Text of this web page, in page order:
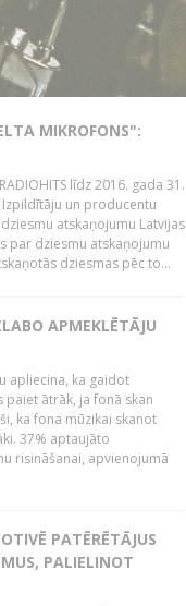
MIKROFONS":
līdz 2016. gada 31.
un producentu
atskaņojumu Latvijas
par dziesmu atskaņojumu
dziesmas pēc to...
APMEKLĒTĀJU
apliecina, ka gaidot
ātrāk, ja fonā skan
ka fona mūzikai skanot
37% aptaujāto
risināšanai, apvienojumā
PATĒRĒTĀJUS
PALIELINOT